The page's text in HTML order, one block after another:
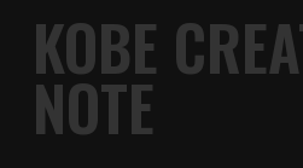
KOBE
NOTE